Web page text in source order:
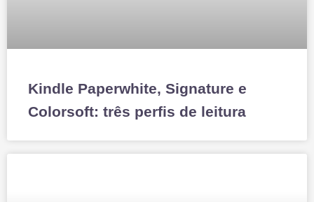
Kindle Paperwhite, Signature e
Colorsoft: três perfis de leitura